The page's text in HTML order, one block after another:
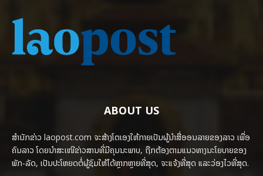
ABOUT US
ສຳນັກຂ່າວ laopost.com ຈະສ້າງໂຕເອງໃຫ້ກາຍເປັນຜູ້ນຳສື່ອອນລາຍຂອງລາວ ເພື່ອ
ຄົນລາວ ໂດຍນຳສະເໜີຂ່າວສານທີ່ມີຄຸນນະພາບ, ຖືກຕ້ອງຕາມແນວທາງນະໂຍບາຍຂອງ
ພັກ-ລັດ, ເປັນປະໂຫຍດຕໍ່ຜູ້ຊົມໃຫ້ໄດ້ຫຼາກຫຼາຍທີ່ສຸດ, ຈະແຈ້ງທີ່ສຸດ ແລະວ່ອງໄວທີ່ສຸດ.